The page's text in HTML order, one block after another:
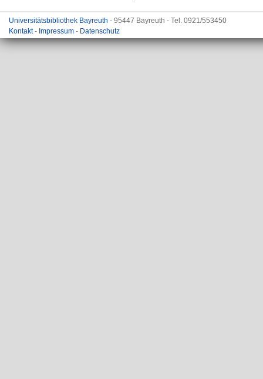
Universitätsbibliothek Bayreuth - 95447 Bayreuth - Tel. 0921/553450
Kontakt- Impressum - Datenschutz